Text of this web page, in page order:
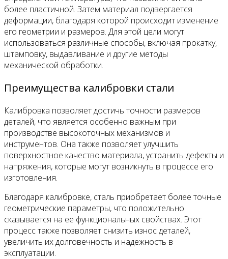
более пластичной. Затем материал подвергается
деформации, благодаря которой происходит изменение
его геометрии и размеров. Для этой цели могут
использоваться различные способы, включая прокатку,
штамповку, выдавливание и другие методы
механической обработки.
Преимущества калибровки стали
Калибровка позволяет достичь точности размеров
деталей, что является особенно важным при
производстве высокоточных механизмов и
инструментов. Она также позволяет улучшить
поверхностное качество материала, устранить дефекты и
напряжения, которые могут возникнуть в процессе его
изготовления.
Благодаря калибровке, сталь приобретает более точные
геометрические параметры, что положительно
сказывается на ее функциональных свойствах. Этот
процесс также позволяет снизить износ деталей,
увеличить их долговечность и надежность в
эксплуатации.